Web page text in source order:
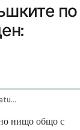
по
How To Get Rid Of Lice Naturally In One Day
нищо общо с